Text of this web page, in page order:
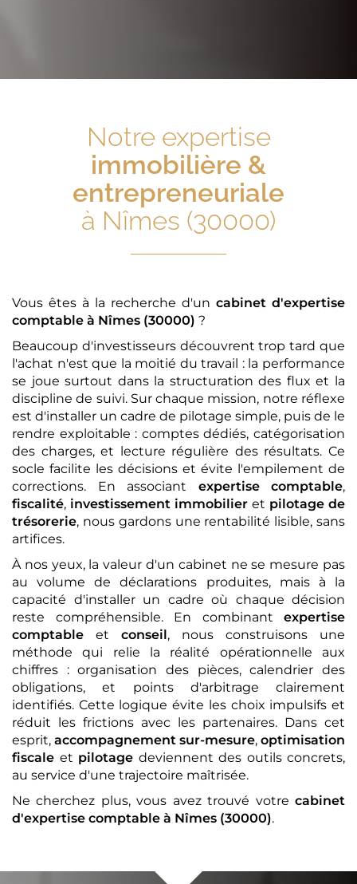
Notre expertise
immobilière &
entrepreneuriale
à Nîmes (30000)
Vous êtes à la recherche d'un cabinet d'expertise
comptable à Nîmes (30000) ?
Beaucoup d'investisseurs découvrent trop tard que
l'achat n'est que la moitié du travail : la performance
se joue surtout dans la structuration des flux et la
discipline de suivi. Sur chaque mission, notre réflexe
est d'installer un cadre de pilotage simple, puis de le
rendre exploitable : comptes dédiés, catégorisation
des charges, et lecture régulière des résultats. Ce
socle facilite les décisions et évite l'empilement de
corrections. En associant expertise comptable,
fiscalité, investissement immobilier et pilotage de
trésorerie, nous gardons une rentabilité lisible, sans
artifices.
À nos yeux, la valeur d'un cabinet ne se mesure pas
au volume de déclarations produites, mais à la
capacité d'installer un cadre où chaque décision
reste compréhensible. En combinant expertise
comptable et conseil, nous construisons une
méthode qui relie la réalité opérationnelle aux
chiffres : organisation des pièces, calendrier des
obligations, et points d'arbitrage clairement
identifiés. Cette logique évite les choix impulsifs et
réduit les frictions avec les partenaires. Dans cet
esprit, accompagnement sur-mesure, optimisation
fiscale et pilotage deviennent des outils concrets,
au service d'une trajectoire maîtrisée.
Ne cherchez plus, vous avez trouvé votre cabinet
d'expertise comptable à Nîmes (30000).